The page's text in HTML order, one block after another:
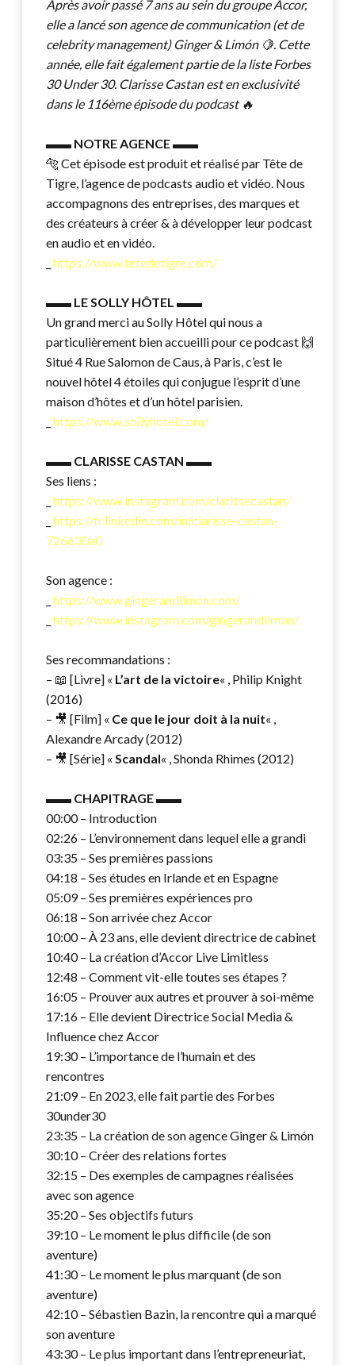
Après avoir passé 7 ans au sein du groupe Accor,
elle a lancé son agence de communication (et de
celebrity management) Ginger & Limón 🍋. Cette
année, elle fait également partie de la liste Forbes
30 Under 30. Clarisse Castan est en exclusivité
dans le 116ème épisode du podcast 🔥
▬▬ NOTRE AGENCE▬▬
🐅 Cet épisode est produit et réalisé par Tête de
Tigre, l’agence de podcasts audio et vidéo. Nous
accompagnons des entreprises, des marques et
des créateurs à créer & à développer leur podcast
en audio et en vidéo.
_https://www.tetedetigre.com/
▬▬ LE SOLLY HÔTEL ▬▬
Un grand merci au Solly Hôtel qui nous a
particulièrement bien accueilli pour ce podcast 🙌
Situé 4 Rue Salomon de Caus, à Paris, c’est le
nouvel hôtel 4 étoiles qui conjugue l’esprit d’une
maison d’hôtes et d’un hôtel parisien.
_https://www.sollyhotel.com/
▬▬ CLARISSE CASTAN ▬▬
Ses liens :
_https://www.instagram.com/clarissecastan/
_https://fr.linkedin.com/in/clarisse-castan-
726630a0
Son agence :
_https://www.gingerandlimon.com/
_https://www.instagram.com/gingerandlimon/
Ses recommandations :
– 📖 [Livre] « L’art de la victoire« , Philip Knight
(2016)
– 🎥 [Film] « Ce que le jour doit à la nuit« ,
Alexandre Arcady (2012)
– 🎥 [Série] «Scandal« , Shonda Rhimes (2012)
▬▬ CHAPITRAGE▬▬
00:00 – Introduction
02:26 – L’environnement dans lequel elle a grandi
03:35 – Ses premières passions
04:18 – Ses études en Irlande et en Espagne
05:09 – Ses premières expériences pro
06:18 – Son arrivée chez Accor
10:00 – À 23 ans, elle devient directrice de cabinet
10:40 – La création d’Accor Live Limitless
12:48 – Comment vit-elle toutes ses étapes ?
16:05 – Prouver aux autres et prouver à soi-même
17:16 – Elle devient Directrice Social Media &
Influence chez Accor
19:30 – L’importance de l’humain et des
rencontres
21:09 – En 2023, elle fait partie des Forbes
30under30
23:35 – La création de son agence Ginger & Limón
30:10 – Créer des relations fortes
32:15 – Des exemples de campagnes réalisées
avec son agence
35:20 – Ses objectifs futurs
39:10 – Le moment le plus difficile (de son
aventure)
41:30 – Le moment le plus marquant (de son
aventure)
42:10 – Sébastien Bazin, la rencontre qui a marqué
son aventure
43:30 – Le plus important dans l’entrepreneuriat,